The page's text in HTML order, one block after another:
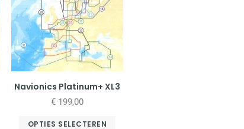
Navionics Platinum+ XL3
€ 199,00
OPTIES SELECTEREN